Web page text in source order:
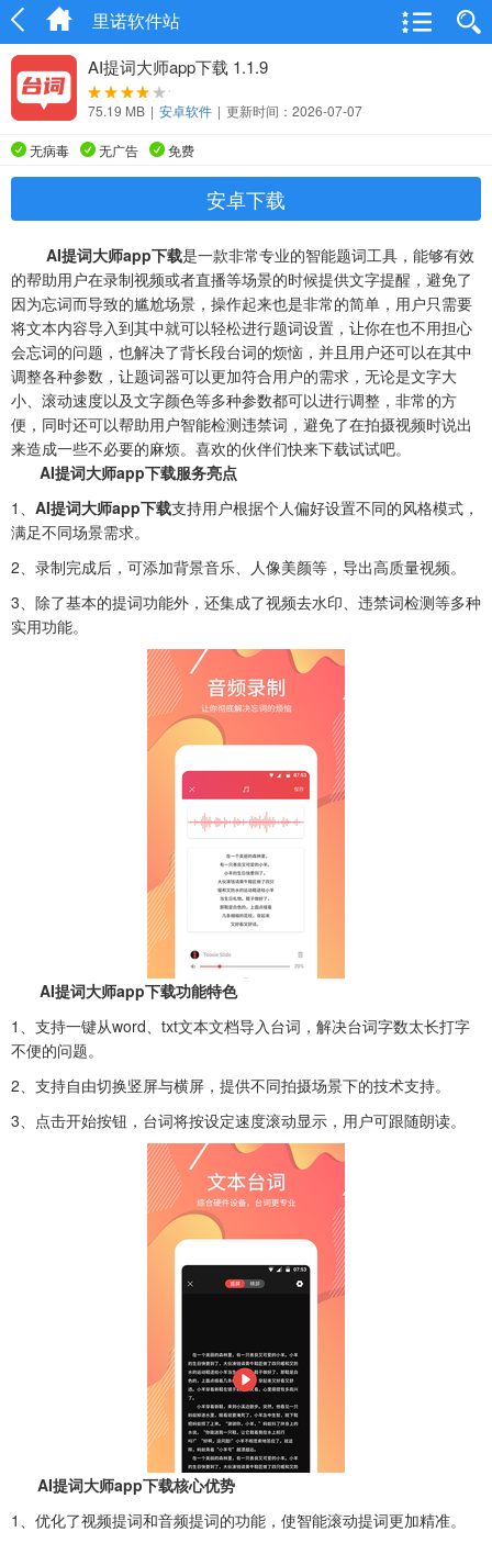
里诺软件站
AI提词大师app下载 1.1.9
75.19 MB | 安卓软件 | 更新时间：2026-07-07
无病毒 无广告 免费
安卓下载
AI提词大师app下载是一款非常专业的智能题词工具，能够有效
的帮助用户在录制视频或者直播等场景的时候提供文字提醒，避免了
因为忘词而导致的尴尬场景，操作起来也是非常的简单，用户只需要
将文本内容导入到其中就可以轻松进行题词设置，让你在也不用担心
会忘词的问题，也解决了背长段台词的烦恼，并且用户还可以在其中
调整各种参数，让题词器可以更加符合用户的需求，无论是文字大
小、滚动速度以及文字颜色等多种参数都可以进行调整，非常的方
便，同时还可以帮助用户智能检测违禁词，避免了在拍摄视频时说出
来造成一些不必要的麻烦。喜欢的伙伴们快来下载试试吧。
AI提词大师app下载服务亮点
1、 AI提词大师app下载支持用户根据个人偏好设置不同的风格模式，
满足不同场景需求。
2、录制完成后，可添加背景音乐、人像美颜等，导出高质量视频。
3、除了基本的提词功能外，还集成了视频去水印、违禁词检测等多种
实用功能。
AI提词大师app下载功能特色
1、支持一键从word、txt文本文档导入台词，解决台词字数太长打字
不便的问题。
2、支持自由切换竖屏与横屏，提供不同拍摄场景下的技术支持。
3、点击开始按钮，台词将按设定速度滚动显示，用户可跟随朗读。
AI提词大师app下载核心优势
1、优化了视频提词和音频提词的功能，使智能滚动提词更加精准。